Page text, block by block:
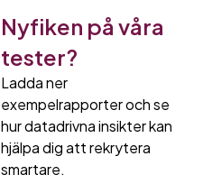
Nyfiken på våra
tester?
Ladda ner
exempelrapporter och se
hur datadrivna insikter kan
hjälpa dig att rekrytera
smartare.